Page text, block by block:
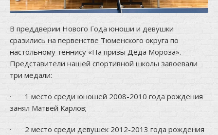
В преддверии Нового Года юноши и девушки
сразились на первенстве Тюменского округа по
настольному теннису «На призы Деда Мороза».
Представители нашей спортивной школы завоевали
три медали:
· 1 место среди юношей 2008-2010 года рождения
занял Матвей Карлов;
· 2 место среди девушек 2012-2013 года рождения